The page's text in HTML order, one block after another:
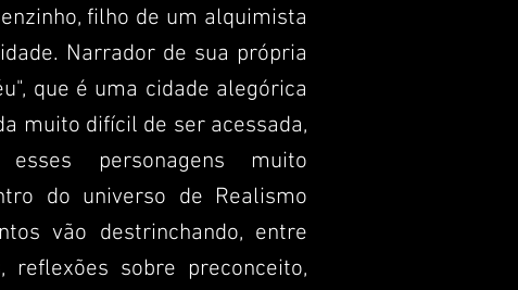
filho de um alquimista
Narrador de sua própria
que é uma cidade alegórica
muito difícil de ser acessada,
personagens muito
do universo de Realismo
vão destrinchando, entre
reflexões sobre preconceito,